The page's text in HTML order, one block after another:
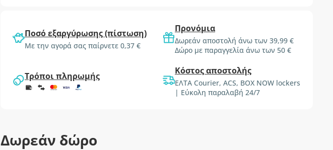
Ποσό εξαργύρωσης (πίστωση)
Με την αγορά σας παίρνετε 0,37 €
Προνόμια
Δωρεάν αποστολή άνω των 39,99 €
Δώρο με παραγγελία άνω των 50 €
Τρόποι πληρωμής Κόστος αποστολής
ΕΛΤΑ Courier, ACS, BOX NOW lockers
| Εύκολη παραλαβή 24/7
Δωρεάν δώρο